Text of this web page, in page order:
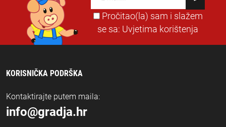
Pročitao(la) sam i slažem
se sa: Uvjetima korištenja
KORISNIČKA PODRŠKA
Kontaktirajte putem maila:
info@gradja.hr